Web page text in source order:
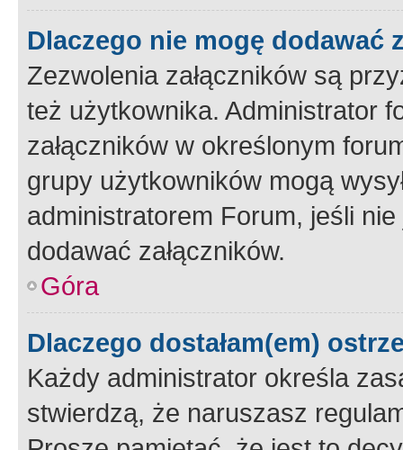
Dlaczego nie mogę dodawać
Zezwolenia załączników są
też użytkownika. Administrator
załączników w określonym
grupy użytkowników mogą
administratorem Forum, jeśli
dodawać załączników.
Góra
Dlaczego dostałam(em)
Każdy administrator określa
stwierdzą, że naruszasz